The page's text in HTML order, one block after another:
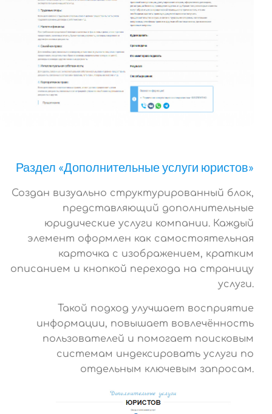
Раздел «Дополнительные услуги юристов»
Создан визуально структурированный блок,
представляющий дополнительные
юридические услуги компании. Каждый
элемент оформлен как самостоятельная
карточка с изображением, кратким
описанием и кнопкой перехода на страницу
услуги.
Такой подход улучшает восприятие
информации, повышает вовлечённость
пользователей и помогает поисковым
системам индексировать услуги по
отдельным ключевым запросам.